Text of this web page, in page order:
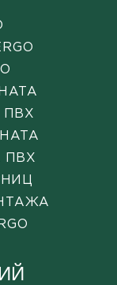
ПВХ